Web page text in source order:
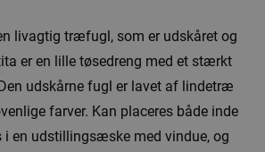
livagtig træfugl, som er udskåret og
er en lille tøsedreng med et stærkt
udskårne fugl er lavet af lindetræ
farver. Kan placeres både inde
i en udstillingsæske med vindue, og